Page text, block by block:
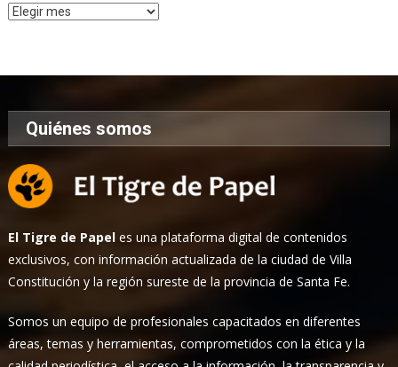
Archivo
Quiénes somos
El Tigre de Papel es una plataforma digital de contenidos
exclusivos, con información actualizada de la ciudad de Villa
Constitución y la región sureste de la provincia de Santa Fe.
Somos un equipo de profesionales capacitados en diferentes
áreas, temas y herramientas, comprometidos con la ética y la